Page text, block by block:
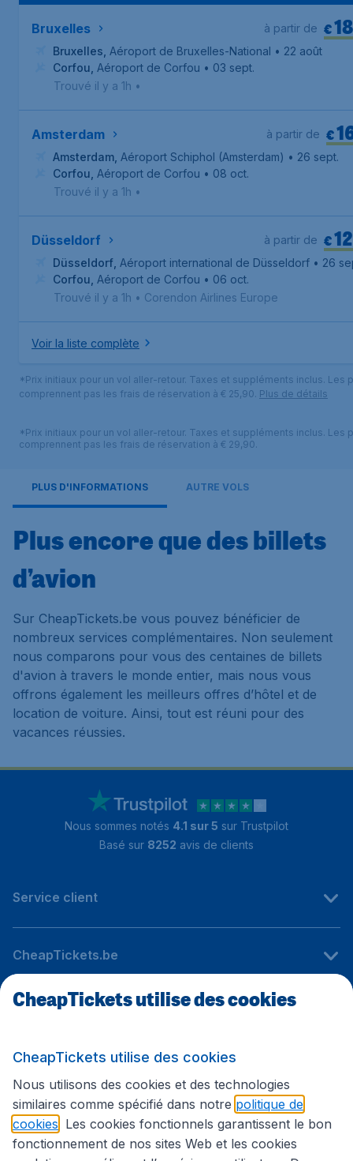
Bruxelles €
à partir de
Bruxelles Aéroport de Bruxelles-National • 22 août
Corfou Aéroport de Corfou • 03 sept.
Trouvé il y a 1h •
Amsterdam €
à partir de
Amsterdam Aéroport Schiphol (Amsterdam) • 26 sept.
Corfou Aéroport de Corfou • 08 oct.
Trouvé il y a 1h •
Düsseldorf €
à partir de
Düsseldorf Aéroport international de Düsseldorf • 26
Corfou Aéroport de Corfou • 06 oct.
Trouvé il y a 1h • Corendon Airlines Europe
Voir la liste complète
*Prix initiaux pour un vol aller-retour. Taxes et suppléments inclus. Les
comprennent pas les frais de réservation à € 25,90. Plus de détails
*Prix initiaux pour un vol aller-retour. Taxes et suppléments inclus. Les
comprennent pas les frais de réservation à € 29,90.
PLUS D'INFORMATIONS AUTRE VOLS
Plus encore que des billets
d’avion
Sur CheapTickets.be vous pouvez bénéficier de
nombreux services complémentaires. Non seulement
nous comparons pour vous des centaines de billets
d'avion à travers le monde entier, mais nous vous
offrons également les meilleurs offres d’hôtel et de
location de voiture. Ainsi, tout est réuni pour des
vacances réussies.
Nous sommes notés 4.1 sur 5 sur Trustpilot
Basé sur 8252 avis de clients
Service client
CheapTickets.be
Sites internationaux
Suivez CheapTickets.be
CheapTickets utilise des cookies
CheapTickets utilise des cookies
Nous utilisons des cookies et des technologies
similaires comme spécifié dans notre politique de
cookies . Les cookies fonctionnels garantissent le bon
fonctionnement de nos sites Web et les cookies